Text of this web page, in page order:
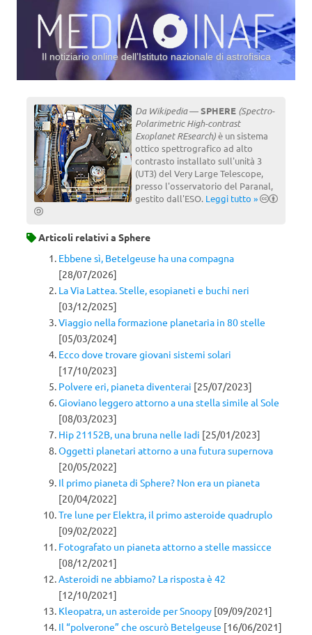
Il notiziario online dell’Istituto nazionale di astrofisica
Da Wikipedia—SPHERE (Spectro-
Polarimetric High-contrast
Exoplanet REsearch)è un sistema
ottico spettrografico ad alto
contrasto installato sull'unità 3
(UT3) del Very Large Telescope,
presso l'osservatorio del Paranal,
gestito dall'ESO. Leggi tutto »
Articoli relativi a Sphere
Ebbene sì, Betelgeuse ha una compagna
[28/07/2026]
La Via Lattea. Stelle, esopianeti e buchi neri
[03/12/2025]
Viaggio nella formazione planetaria in 80 stelle
[05/03/2024]
Ecco dove trovare giovani sistemi solari
[17/10/2023]
Polvere eri, pianeta diventerai [25/07/2023]
Gioviano leggero attorno a una stella simile al Sole
[08/03/2023]
Hip 21152B, una bruna nelle Iadi [25/01/2023]
Oggetti planetari attorno a una futura supernova
[20/05/2022]
Il primo pianeta di Sphere? Non era un pianeta
[20/04/2022]
Tre lune per Elektra, il primo asteroide quadruplo
[09/02/2022]
Fotografato un pianeta attorno a stelle massicce
[08/12/2021]
Asteroidi ne abbiamo? La risposta è 42
[12/10/2021]
Kleopatra, un asteroide per Snoopy [09/09/2021]
Il “polverone” che oscurò Betelgeuse [16/06/2021]